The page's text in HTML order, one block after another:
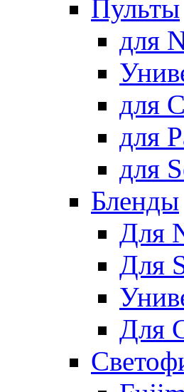
Пульты
для
для
для
для
Бленды
Для
Для
Для